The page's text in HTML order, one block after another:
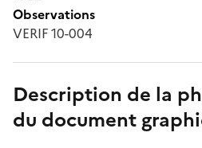
Observations
VERIF 10-004
Description de la
du document